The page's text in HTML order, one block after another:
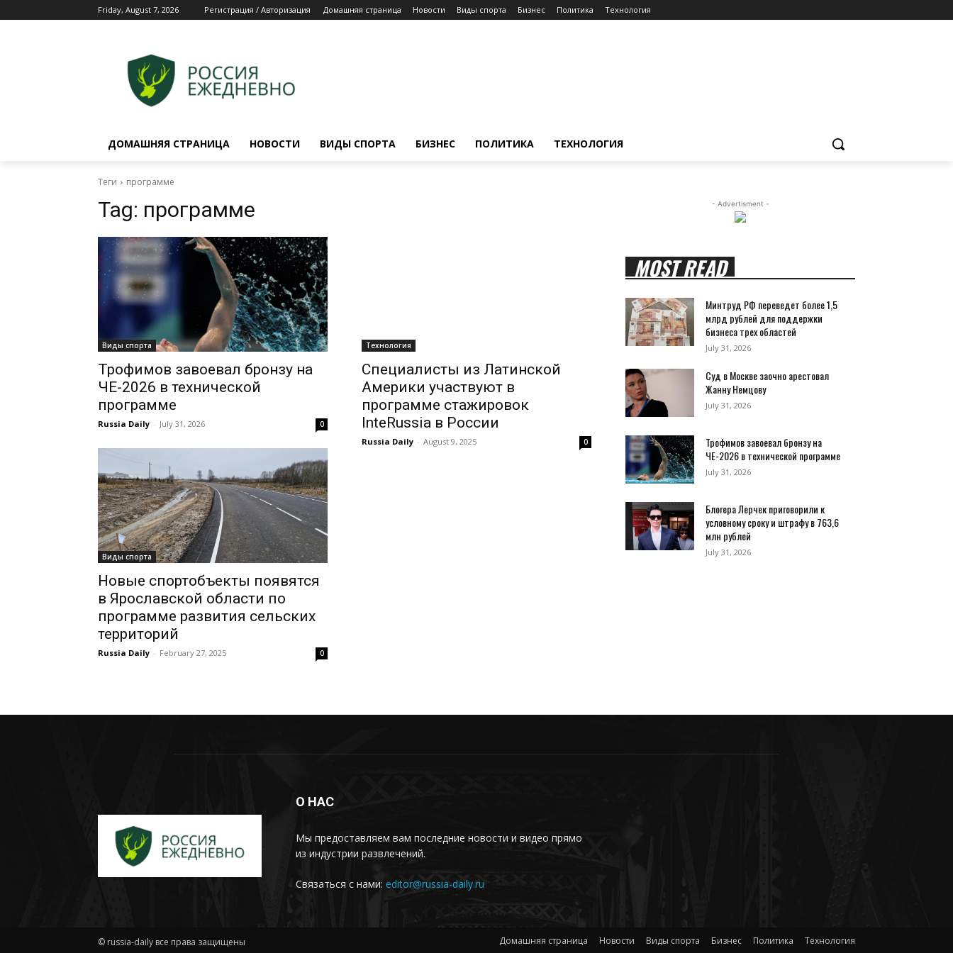
Friday, August 7, 2026 Регистрация / Авторизация Домашняя страница Новости Виды спорта Бизнес Политика Технология
ДОМАШНЯЯ СТРАНИЦА НОВОСТИ ВИДЫ СПОРТА БИЗНЕС ПОЛИТИКА ТЕХНОЛОГИЯ
Теги программе
Tag: программе
Виды спорта
Трофимов завоевал бронзу на
ЧЕ-2026 в технической
программе
Russia Daily - July 31, 2026 0
Технология
Специалисты из Латинской
Америки участвуют в
программе стажировок
InteRussia в России
Russia Daily - August 9, 2025 0
Виды спорта
Новые спортобъекты появятся
в Ярославской области по
программе развития сельских
территорий
Russia Daily - February 27, 2025 0
- Advertisment -
MOST READ
Минтруд РФ переведет более 1,5
млрд рублей для поддержки
бизнеса трех областей
July 31, 2026
Суд в Москве заочно арестовал
Жанну Немцову
July 31, 2026
Трофимов завоевал бронзу на
ЧЕ-2026 в технической программе
July 31, 2026
Блогера Лерчек приговорили к
условному сроку и штрафу в 763,6
млн рублей
July 31, 2026
О НАС
Мы предоставляем вам последние новости и видео прямо
из индустрии развлечений.
Связаться с нами: editor@russia-daily.ru
© russia-daily все права защищены Домашняя страница Новости Виды спорта Бизнес Политика Технология